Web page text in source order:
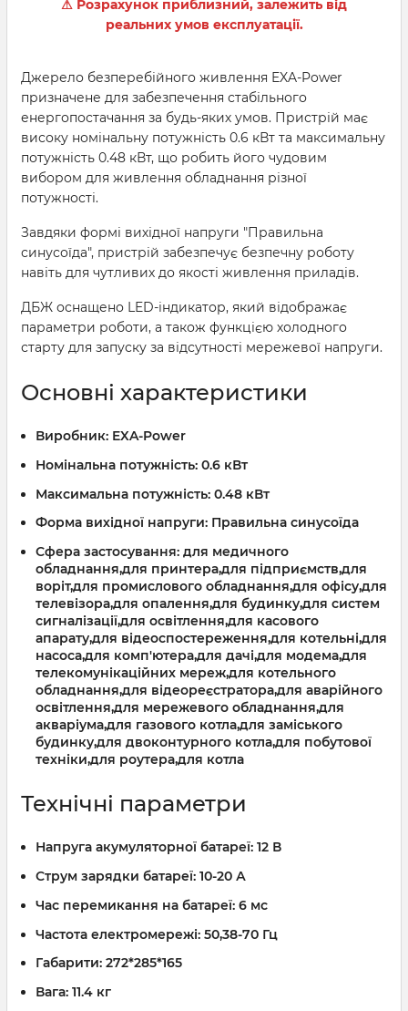
⚠ Розрахунок приблизний, залежить від
реальних умов експлуатації.
Джерело безперебійного живлення EXA-Power
призначене для забезпечення стабільного
енергопостачання за будь-яких умов. Пристрій має
високу номінальну потужність 0.6 кВт та максимальну
потужність 0.48 кВт, що робить його чудовим
вибором для живлення обладнання різної
потужності.
Завдяки формі вихідної напруги "Правильна
синусоїда", пристрій забезпечує безпечну роботу
навіть для чутливих до якості живлення приладів.
ДБЖ оснащено LED-індикатор, який відображає
параметри роботи, а також функцією холодного
старту для запуску за відсутності мережевої напруги.
Основні характеристики
Виробник: EXA-Power
Номінальна потужність: 0.6 кВт
Максимальна потужність: 0.48 кВт
Форма вихідної напруги: Правильна синусоїда
Сфера застосування: для медичного
обладнання,для принтера,для підприємств,для
воріт,для промислового обладнання,для офісу,для
телевізора,для опалення,для будинку,для систем
сигналізації,для освітлення,для касового
апарату,для відеоспостереження,для котельні,для
насоса,для комп'ютера,для дачі,для модема,для
телекомунікаційних мереж,для котельного
обладнання,для відеореєстратора,для аварійного
освітлення,для мережевого обладнання,для
акваріума,для газового котла,для заміського
будинку,для двоконтурного котла,для побутової
техніки,для роутера,для котла
Технічні параметри
Напруга акумуляторної батареї: 12 В
Струм зарядки батареї: 10-20 А
Час перемикання на батареї: 6 мс
Частота електромережі: 50,38-70 Гц
Габарити: 272*285*165
Вага: 11.4 кг